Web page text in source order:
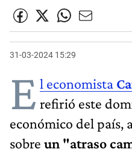
31-03-2024 15:29
E l economista
refirió este
económico del país,
sobre un "atraso